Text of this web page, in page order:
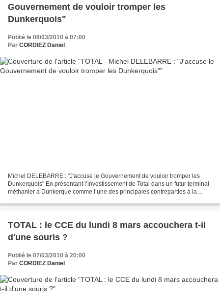
Gouvernement de vouloir tromper les
Dunkerquois"
Publié le 08/03/2010 à 07:00
Par CORDIEZ Daniel
Michel DELEBARRE : "J'accuse le Gouvernement de vouloir tromper les
Dunkerquois" En présentant l’investissement de Total dans un futur terminal
méthanier à Dunkerque comme l’une des principales contreparties à la
TOTAL : le CCE du lundi 8 mars accouchera t-il
d'une souris ?
Publié le 07/03/2010 à 20:00
Par CORDIEZ Daniel